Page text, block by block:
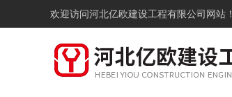
欢迎访问河北亿欧建设工程有限公司网站！